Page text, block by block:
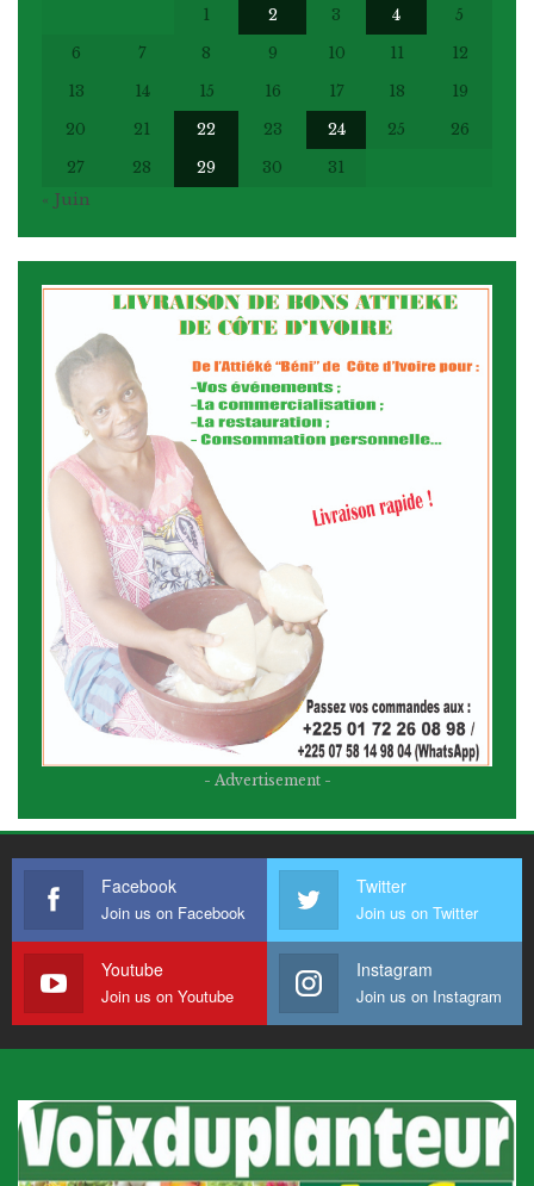
1
2 3 4
5
6
7 8 9 10 11
12
13
14 15 16 17 18
19
20
21 22 23 24 25
26
27
28 29 30
31
« Juin
- Advertisement -
Facebook
Join us on Facebook
Twitter
Join us on Twitter
Youtube
Join us on Youtube
Instagram
Join us on Instagram